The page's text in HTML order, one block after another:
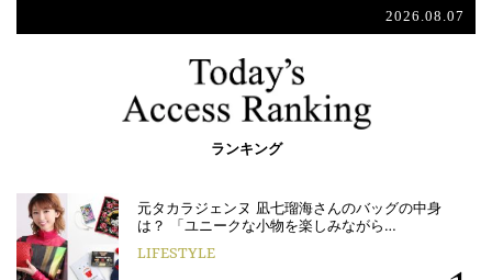
2026.08.07
ランキング
元タカラジェンヌ 凪七瑠海さんのバッグの中身
は？ 「ユニークな小物を楽しみながら…
LIFESTYLE